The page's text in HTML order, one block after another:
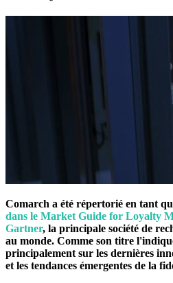
Comarch a été répertorié en tant
dans le Market Guide for Loyalty
Gartner, la principale société de
au monde. Comme son titre
principalement sur les dernières
et les tendances émergentes de la